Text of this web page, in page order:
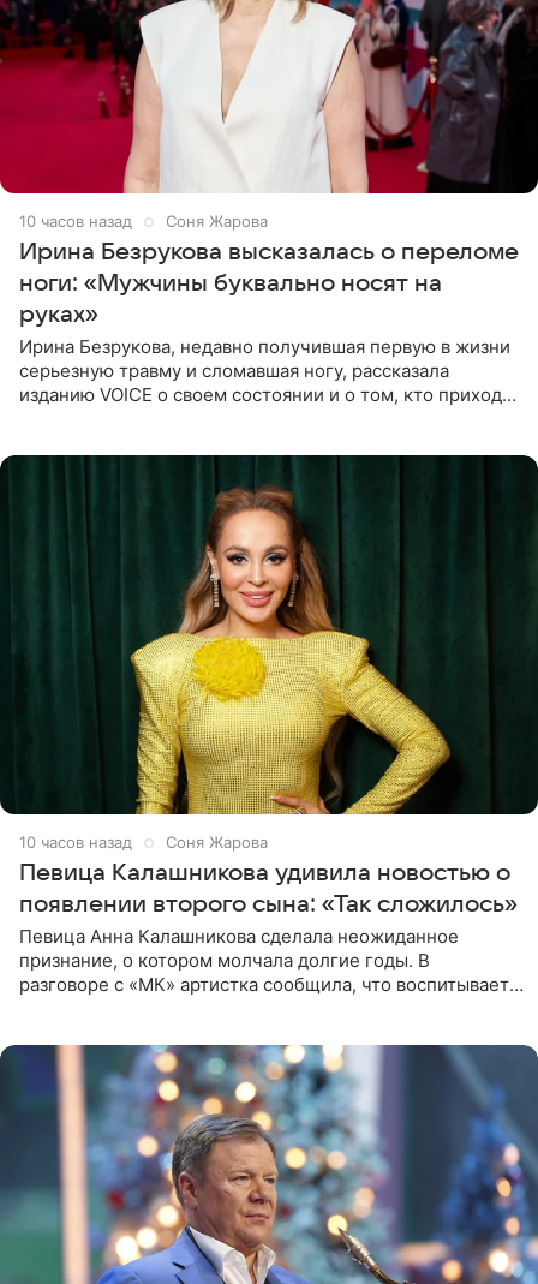
10 часов назад Соня Жарова
Ирина Безрукова высказалась о переломе
ноги: «Мужчины буквально носят на
руках»
Ирина Безрукова, недавно получившая первую в жизни
серьезную травму и сломавшая ногу, рассказала
изданию VOICE о своем состоянии и о том, кто приходит
10 часов назад Соня Жарова
Певица Калашникова удивила новостью о
появлении второго сына: «Так сложилось»
Певица Анна Калашникова сделала неожиданное
признание, о котором молчала долгие годы. В
разговоре с «МК» артистка сообщила, что воспитывает